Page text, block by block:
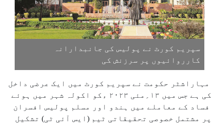
سپریم کورٹ نے پولیس کی جانبدارانہ
کارروائیوں پر سرزنش کی
مہاراشٹر حکومت نے سپریم کورٹ میں ایک عرضی داخل
کی ہے جس میں ۱۳؍مئی ۲۰۲۳ ءکو اکولہ شہر میں ہوئے
فساد کے معاملے میں ہندو اور مسلم پولیس افسران
پر مشتمل خصوصی تحقیقاتی ٹیم (ایس آئی ٹی) تشکیل